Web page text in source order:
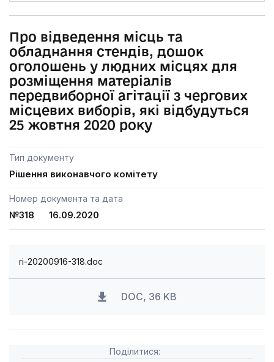
Про відведення місць та
обладнання стендів, дошок
оголошень у людних місцях для
розміщення матеріалів
передвиборної агітації з чергових
місцевих виборів, які відбудуться
25 жовтня 2020 року
Тип документу
Рішення виконавчого комітету
Номер документа та дата
№318 16.09.2020
ri-20200916-318.doc
DOC, 36 KB
Поділитися: